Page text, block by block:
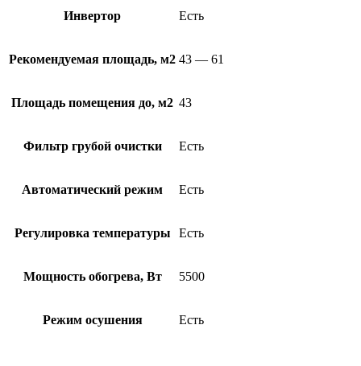
Инвертор Есть
Рекомендуемая площадь, м2 43 — 61
Площадь помещения до, м2 43
Фильтр грубой очистки Есть
Автоматический режим Есть
Регулировка температуры Есть
Мощность обогрева, Вт 5500
Режим осушения Есть